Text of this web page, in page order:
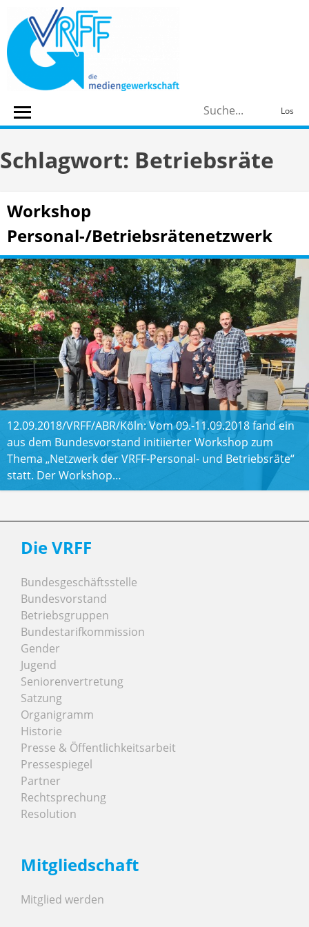
content
Los
Schlagwort: Betriebsräte
Workshop
Personal-/Betriebsrätenetzwerk
12.09.2018/VRFF/ABR/Köln: Vom 09.-11.09.2018 fand ein
aus dem Bundesvorstand initiierter Workshop zum
Thema „Netzwerk der VRFF-Personal- und Betriebsräte“
statt. Der Workshop…
Die VRFF
Bundesgeschäftsstelle
Bundesvorstand
Betriebsgruppen
Bundestarifkommission
Gender
Jugend
Seniorenvertretung
Satzung
Organigramm
Historie
Presse & Öffentlichkeitsarbeit
Pressespiegel
Partner
Rechtsprechung
Resolution
Mitgliedschaft
Mitglied werden